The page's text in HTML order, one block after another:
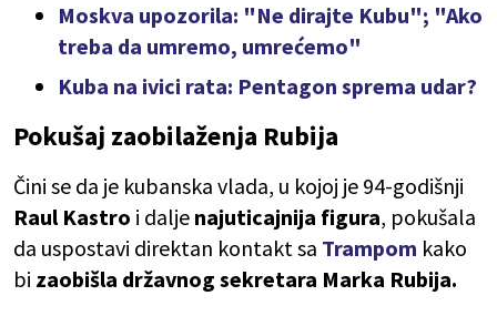
Moskva upozorila: "Ne dirajte Kubu"; "Ako
treba da umremo, umrećemo"
Kuba na ivici rata: Pentagon sprema udar?
Pokušaj zaobilaženja Rubija
Čini se da je kubanska vlada, u kojoj je 94-godišnji
Raul Kastro i dalje najuticajnija figura, pokušala
da uspostavi direktan kontakt sa Trampom kako
bi zaobišla državnog sekretara Marka Rubija.